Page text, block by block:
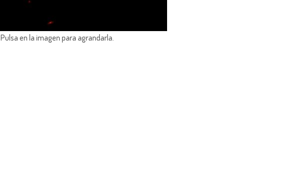
Pulsa en la imagen para agrandarla.